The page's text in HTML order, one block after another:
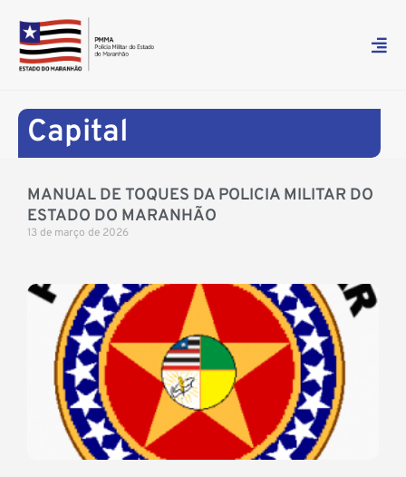
Capital
MANUAL DE TOQUES DA POLICIA MILITAR DO
ESTADO DO MARANHÃO
13 de março de 2026